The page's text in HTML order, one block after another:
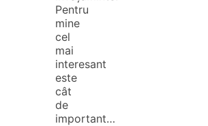
Pentru
mine
cel
mai
interesant
este
cât
de
important…